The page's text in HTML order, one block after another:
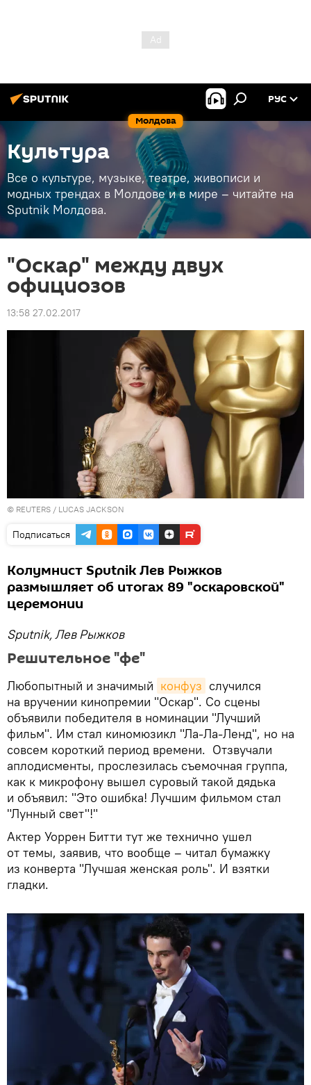
Молдова
РУС
Культура
Все о культуре, музыке, театре, живописи и
модных трендах в Молдове и в мире – читайте на
Sputnik Молдова.
"Оскар" между двух
официозов
13:58 27.02.2017
© REUTERS / LUCAS JACKSON
Подписаться
Колумнист Sputnik Лев Рыжков
размышляет об итогах 89 "оскаровской"
церемонии
Sputnik, Лев Рыжков
Решительное "фе"
Любопытный и значимый конфуз случился
на вручении кинопремии "Оскар". Со сцены
объявили победителя в номинации "Лучший
фильм". Им стал киномюзикл "Ла-Ла-Ленд", но на
совсем короткий период времени. Отзвучали
аплодисменты, прослезилась съемочная группа,
как к микрофону вышел суровый такой дядька
и объявил: "Это ошибка! Лучшим фильмом стал
"Лунный свет"!"
Актер Уоррен Битти тут же технично ушел
от темы, заявив, что вообще – читал бумажку
из конверта "Лучшая женская роль". И взятки
гладки.